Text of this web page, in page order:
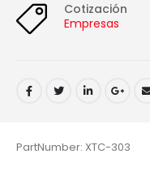
Cotización
Empresas
PartNumber: XTC-303